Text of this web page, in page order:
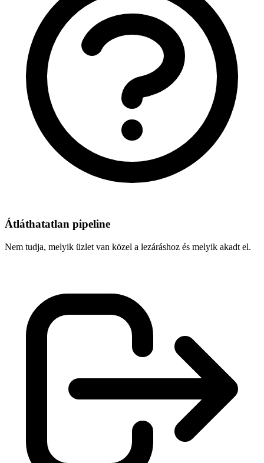
Átláthatatlan pipeline
Nem tudja, melyik üzlet van közel a lezáráshoz és melyik akadt el.